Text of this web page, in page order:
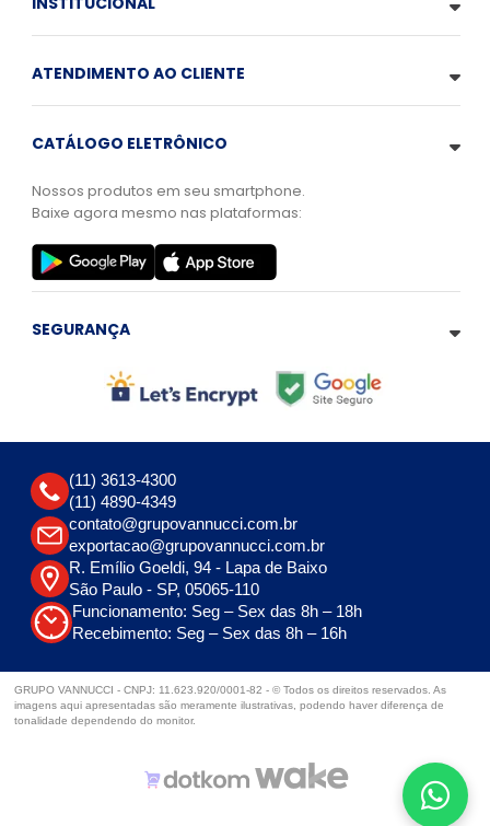
ATENDIMENTO AO CLIENTE
CATÁLOGO ELETRÔNICO
Nossos produtos em seu smartphone.
Baixe agora mesmo nas plataformas:
SEGURANÇA
(11) 3613-4300
(11) 4890-4349
contato@grupovannucci.com.br
exportacao@grupovannucci.com.br
R. Emílio Goeldi, 94 - Lapa de Baixo
São Paulo - SP, 05065-110
Funcionamento: Seg – Sex das 8h – 18h
Recebimento: Seg – Sex das 8h – 16h
GRUPO VANNUCCI - CNPJ: 11.623.920/0001-82 - © Todos os direitos reservados. As
imagens aqui apresentadas são meramente ilustrativas, podendo haver diferença de
tonalidade dependendo do monitor.